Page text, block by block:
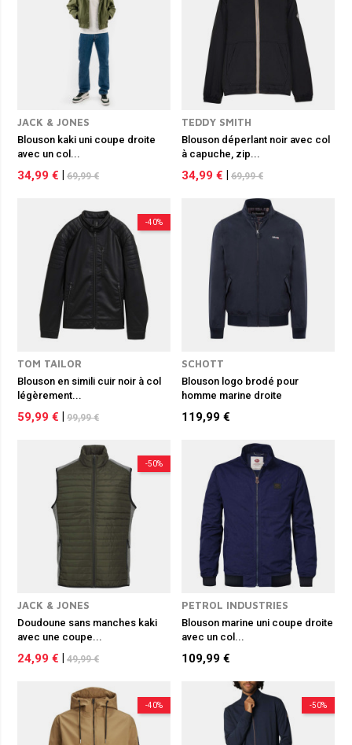
JACK & JONES
Blouson kaki uni coupe droite
avec un col...
34,99 € 69,99 €
TEDDY SMITH
Blouson déperlant noir avec col
à capuche, zip...
34,99 € 69,99 €
-40%
TOM TAILOR
Blouson en simili cuir noir à col
légèrement...
59,99 € 99,99 €
SCHOTT
Blouson logo brodé pour
homme marine droite
119,99 €
-50%
JACK & JONES
Doudoune sans manches kaki
avec une coupe...
24,99 € 49,99 €
PETROL INDUSTRIES
Blouson marine uni coupe droite
avec un col...
109,99 €
-40% -50%